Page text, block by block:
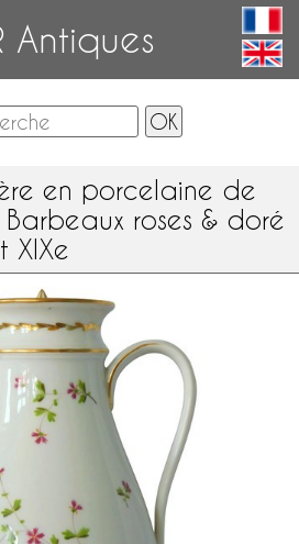
Antiques
en porcelaine de
roses & doré
XIXe